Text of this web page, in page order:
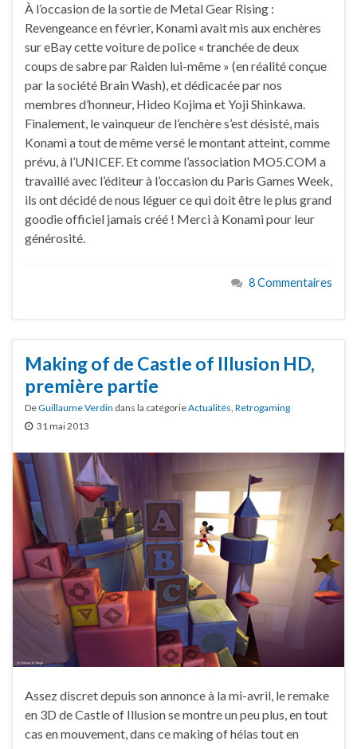
À l’occasion de la sortie de Metal Gear Rising :
Revengeance en février, Konami avait mis aux enchères
sur eBay cette voiture de police « tranchée de deux
coups de sabre par Raiden lui-même » (en réalité conçue
par la société Brain Wash), et dédicacée par nos
membres d’honneur, Hideo Kojima et Yoji Shinkawa.
Finalement, le vainqueur de l’enchère s’est désisté, mais
Konami a tout de même versé le montant atteint, comme
prévu, à l’UNICEF. Et comme l’association MO5.COM a
travaillé avec l’éditeur à l’occasion du Paris Games Week,
ils ont décidé de nous léguer ce qui doit être le plus grand
goodie officiel jamais créé ! Merci à Konami pour leur
générosité.
8 Commentaires
Making of de Castle of Illusion HD,
première partie
DeGuillaume Verdin dans la catégorieActualités Retrogaming
31 mai 2013
Assez discret depuis son annonce à la mi-avril, le remake
en 3D de Castle of Illusion se montre un peu plus, en tout
cas en mouvement, dans ce making of hélas tout en